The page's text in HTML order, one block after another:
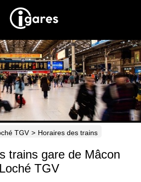
Recherche
Location de voiture
Hôtels
Horaires
TGV > Horaires des trains
trains gare de Mâcon
Loché TGV